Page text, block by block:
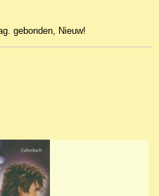
gebonden, Nieuw!